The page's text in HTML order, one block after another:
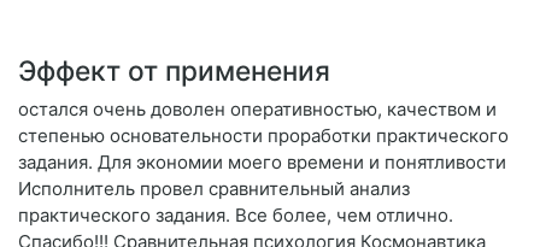
Эффект от применения
остался очень доволен оперативностью, качеством и
степенью основательности проработки практического
задания. Для экономии моего времени и понятливости
Исполнитель провел сравнительный анализ
практического задания. Все более, чем отлично.
Спасибо!!! Сравнительная психология Космонавтика